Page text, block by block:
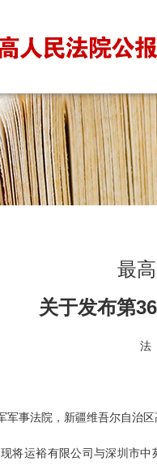
最
关于发布第
法
事法院，新疆维吾尔自治
将运裕有限公司与深圳市